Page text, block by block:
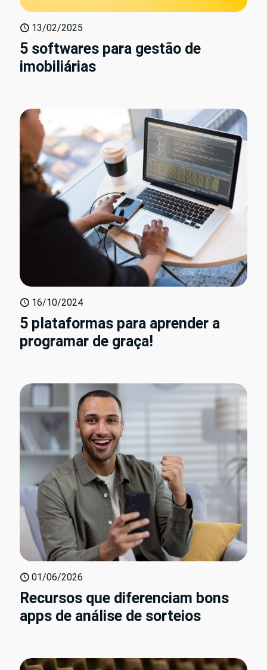
13/02/2025
5 softwares para gestão de
imobiliárias
16/10/2024
5 plataformas para aprender a
programar de graça!
01/06/2026
Recursos que diferenciam bons
apps de análise de sorteios